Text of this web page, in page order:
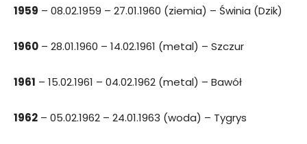
1959 – 08.02.1959 – 27.01.1960 (ziemia) – Świnia (Dzik)
1960 – 28.01.1960 – 14.02.1961 (metal) – Szczur
1961 – 15.02.1961 – 04.02.1962 (metal) – Bawół
1962 – 05.02.1962 – 24.01.1963 (woda) – Tygrys